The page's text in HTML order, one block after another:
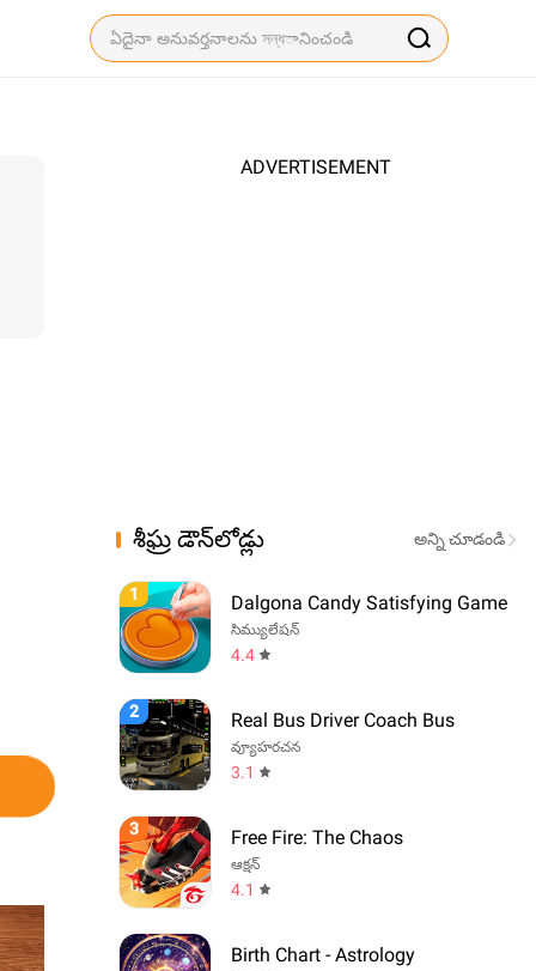
ADVERTISEMENT
శీఘ్ర డౌన్‌లోడ్లు అన్ని చూడండి
1 Dalgona Candy Satisfying Game
సిమ్యులేషన్
4.4
2 Real Bus Driver Coach Bus
వ్యూహరచన
3.1
3 Free Fire: The Chaos
ఆక్షన్
4.1
Birth Chart - Astrology